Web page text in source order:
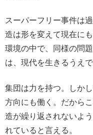
スーパーフリー事件は
造は形を変えて現在に
環境の中で、同様の問
は、現代を生きるうえ
集団は力を持つ。しか
方向にも働く。だから
造が繰り返されないよ
れていると言える。